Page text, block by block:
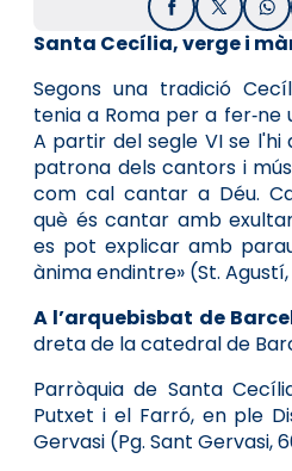
Facebook
X /
Santa Cecília, verge i
Segons una tradició
tenia a Roma per a fer‑ne
A par­tir del segle VI se
patrona dels cantors i
com cal cantar a Déu.
què és cantar amb
es pot explicar amb
ànima endintre» (St.
A l’arquebisbat de
dreta de la catedral de
Parròquia de Santa
Putxet i el Farró, en ple
Gervasi (Pg. Sant Gervasi,